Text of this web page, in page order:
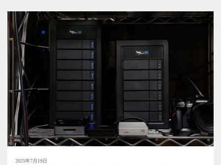
2025年7月19日